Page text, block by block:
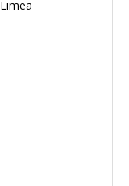
Limea